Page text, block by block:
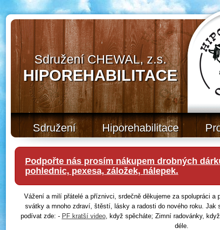
Sdružení CHEWAL, z.s.
HIPOREHABILITACE
Sdružení Hiporehabilitace
Podpořte nás prosím nákupem drobných
pohlednic, pexesa, záložek, nálepek.
Vážení a milí přátelé a příznivci, srdečně děkujeme za spolupráci a
svátky a mnoho zdraví, štěstí, lásky a radosti do nového roku.
podívat zde: - PF kratší video, když spěcháte; Zimní radovánky,
déle.